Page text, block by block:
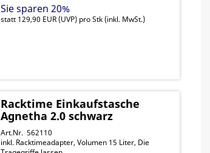
Sie sparen 20%
statt 129,90 EUR(UVP) pro Stk (inkl. MwSt.)
Racktime Einkaufstasche
Agnetha 2.0 schwarz
Art.Nr. 562110
inkl. Racktimeadapter, Volumen 15 Liter, Die